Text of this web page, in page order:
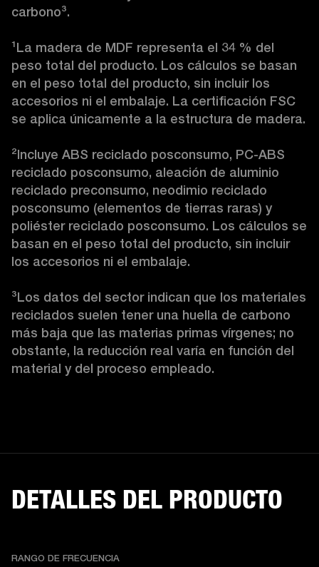
carbono³.
¹La madera de MDF representa el 34 % del
peso total del producto. Los cálculos se basan
en el peso total del producto, sin incluir los
accesorios ni el embalaje. La certificación FSC
se aplica únicamente a la estructura de madera.
²Incluye ABS reciclado posconsumo, PC-ABS
reciclado posconsumo, aleación de aluminio
reciclado preconsumo, neodimio reciclado
posconsumo (elementos de tierras raras) y
poliéster reciclado posconsumo. Los cálculos se
basan en el peso total del producto, sin incluir
los accesorios ni el embalaje.
³Los datos del sector indican que los materiales
reciclados suelen tener una huella de carbono
más baja que las materias primas vírgenes; no
obstante, la reducción real varía en función del
material y del proceso empleado.
DETALLES DEL PRODUCTO
RANGO DE FRECUENCIA